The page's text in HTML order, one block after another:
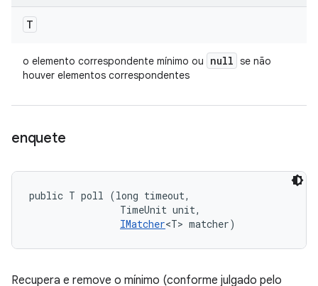
T
o elemento correspondente mínimo ou null se não
houver elementos correspondentes
enquete
public T poll (long timeout,
                TimeUnit unit,
IMatcher<T> matcher)
Recupera e remove o mínimo (conforme julgado pelo